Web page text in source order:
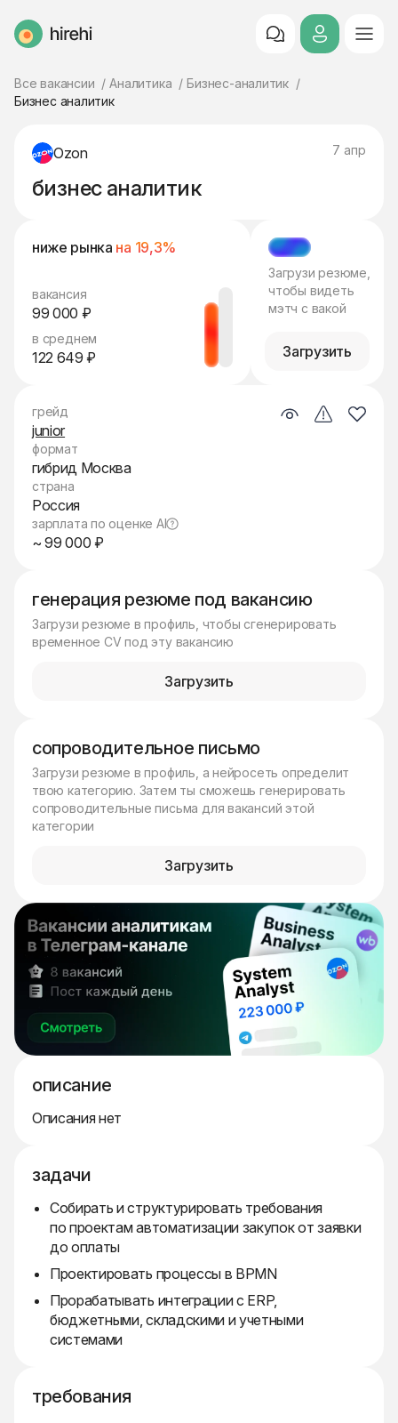
HireHi
Все вакансии Аналитика
Бизнес-аналитик
Бизнес аналитик
Ozon 7 апр
бизнес аналитик
ниже рынка на 19,3%
вакансия
99 000 ₽
в среднем
122 649 ₽
МЭТЧ
Загрузи резюме,
чтобы видеть
мэтч с вакой
Загрузить
генерация резюме под вакансию
Загрузи резюме в профиль, чтобы сгенерировать
временное CV под эту вакансию
Загрузить
сопроводительное письмо
Загрузи резюме в профиль, а нейросеть определит
твою категорию. Затем ты сможешь генерировать
сопроводительные письма для вакансий этой
категории
Загрузить
описание
Описания нет
задачи
Собирать и структурировать требования
по проектам автоматизации закупок от заявки
до оплаты
Проектировать процессы в BPMN
Прорабатывать интеграции с ERP,
бюджетными, складскими и учетными
системами
требования
грейд
junior
формат
гибрид Москва
страна
Россия
зарплата по оценке AI
~ 99 000 ₽